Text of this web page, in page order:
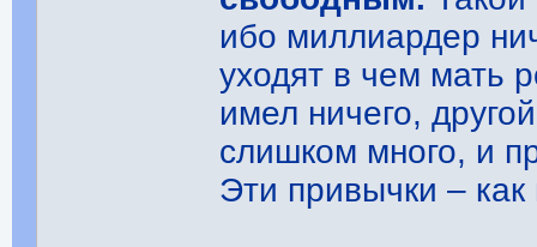
ибо миллиардер
уходят в чем мать
имел ничего,
слишком много, и
Эти привычки – как